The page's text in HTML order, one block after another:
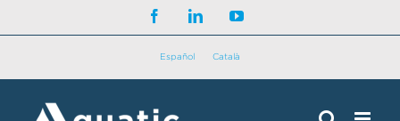
FacebookLinkedInYouTube
Español Català